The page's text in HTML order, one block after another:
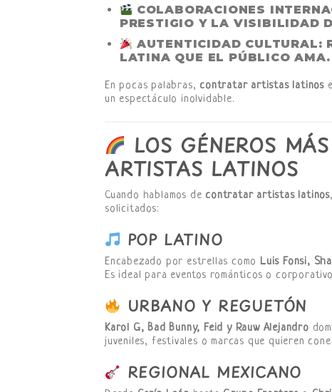
COLABORACIONES
PRESTIGIO Y LA VISIBILIDAD
AUTENTICIDAD CULTURAL:
LATINA QUE EL PÚBLICO AMA.
En pocas palabras, contratar artistas latinos
un espectáculo inolvidable.
LOS GÉNEROS
ARTISTAS LATINOS
Cuando hablamos de contratar artistas latinos
solicitados:
POP LATINO
Encabezado por estrellas como Luis Fonsi,
Es ideal para eventos románticos o
URBANO Y REGUETÓN
Karol G, Bad Bunny, Feid y Rauw Alejandro
juveniles, festivales o marcas que quieren
REGIONAL MEXICANO